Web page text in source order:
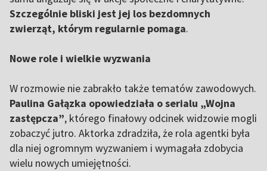
Szczególnie bliski jest jej los bezdomnych
zwierząt, którym regularnie pomaga.
Nowe role i wielkie wyzwania
W rozmowie nie zabrakło także tematów zawodowych.
Paulina Gałązka opowiedziała o serialu „Wojna
zastępcza”, którego finałowy odcinek widzowie mogli
zobaczyć jutro. Aktorka zdradziła, że rola agentki była
dla niej ogromnym wyzwaniem i wymagała zdobycia
wielu nowych umiejętności.